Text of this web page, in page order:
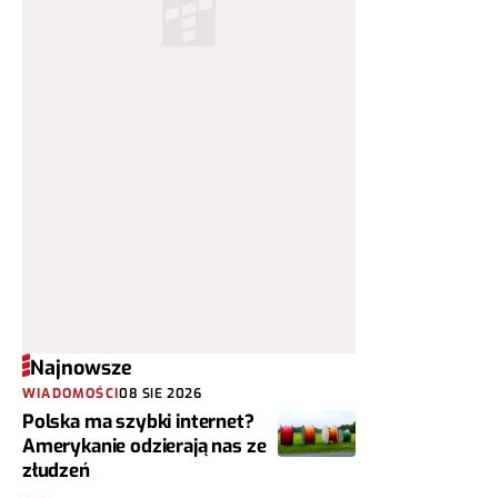
Najnowsze
WIADOMOŚCI08 SIE 2026
Polska ma szybki internet?
Amerykanie odzierają nas ze
złudzeń